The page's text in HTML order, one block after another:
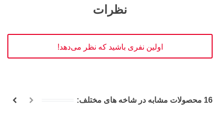
نظرات
اولین نفری باشید که نظر می‌دهد!
16 محصولات مشابه در شاخه های مختلف: